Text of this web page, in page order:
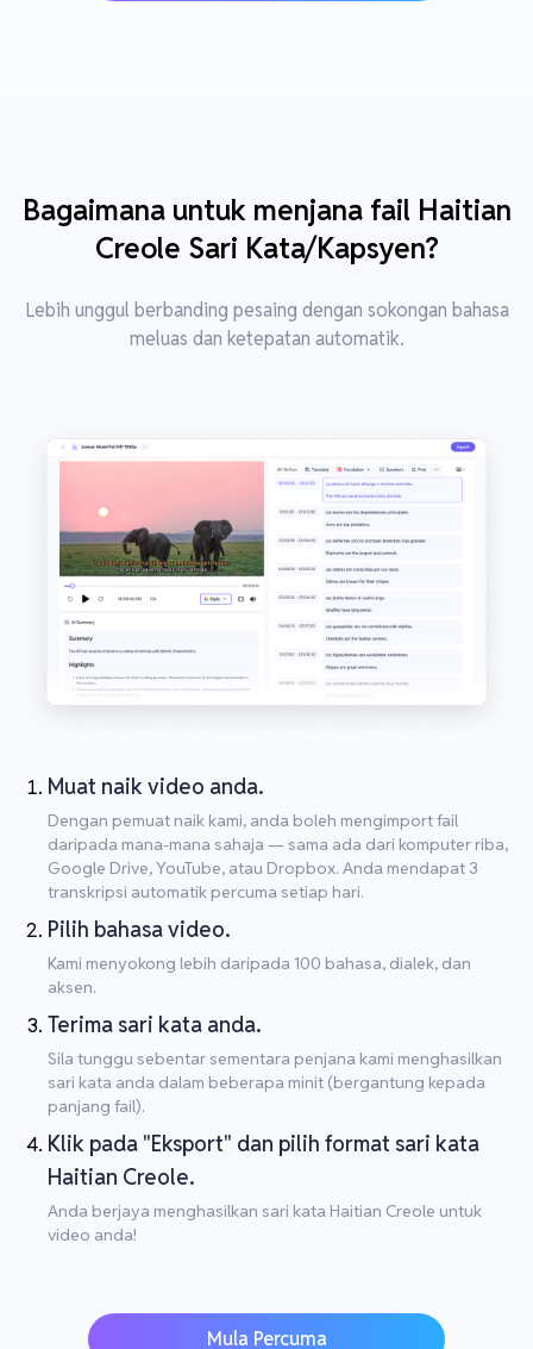
Bagaimana untuk menjana fail Haitian
Creole Sari Kata/Kapsyen?
Lebih unggul berbanding pesaing dengan sokongan bahasa
meluas dan ketepatan automatik.
Muat naik video anda.
Dengan pemuat naik kami, anda boleh mengimport fail
daripada mana-mana sahaja — sama ada dari komputer riba,
Google Drive, YouTube, atau Dropbox. Anda mendapat 3
transkripsi automatik percuma setiap hari.
Pilih bahasa video.
Kami menyokong lebih daripada 100 bahasa, dialek, dan
aksen.
Terima sari kata anda.
Sila tunggu sebentar sementara penjana kami menghasilkan
sari kata anda dalam beberapa minit (bergantung kepada
panjang fail).
Klik pada "Eksport" dan pilih format sari kata
Haitian Creole.
Anda berjaya menghasilkan sari kata Haitian Creole untuk
video anda!
Mula Percuma